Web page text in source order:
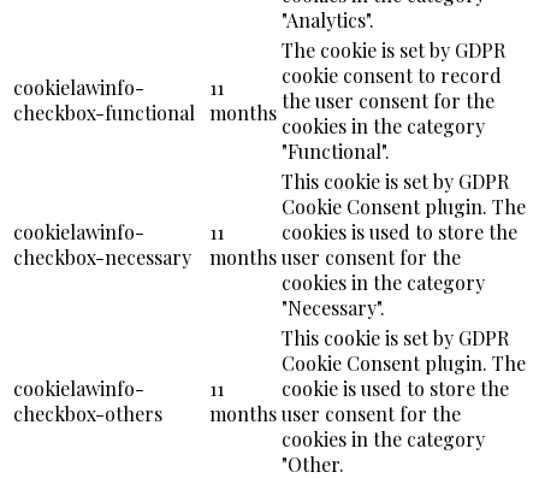
"Analytics".
cookielawinfo-
checkbox-functional
11
months
The cookie is set by GDPR
cookie consent to record
the user consent for the
cookies in the category
"Functional".
cookielawinfo-
checkbox-necessary
11
months
This cookie is set by GDPR
Cookie Consent plugin. The
cookies is used to store the
user consent for the
cookies in the category
"Necessary".
cookielawinfo-
checkbox-others
11
months
This cookie is set by GDPR
Cookie Consent plugin. The
cookie is used to store the
user consent for the
cookies in the category
"Other.